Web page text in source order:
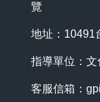
覽
地址：10491
指導單位：文
客服信箱：